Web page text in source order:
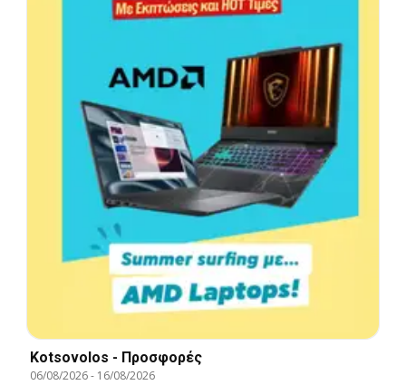
Kotsovolos - Προσφορές
06/08/2026- 16/08/2026